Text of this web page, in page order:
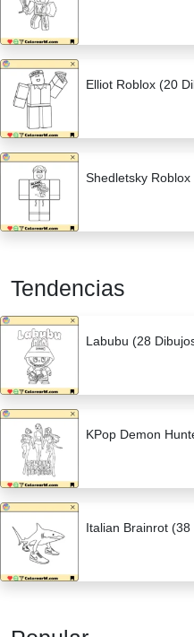
Elliot Roblox (20
Shedletsky
Tendencias
Labubu (28
KPop Demon
Italian Brainrot (38